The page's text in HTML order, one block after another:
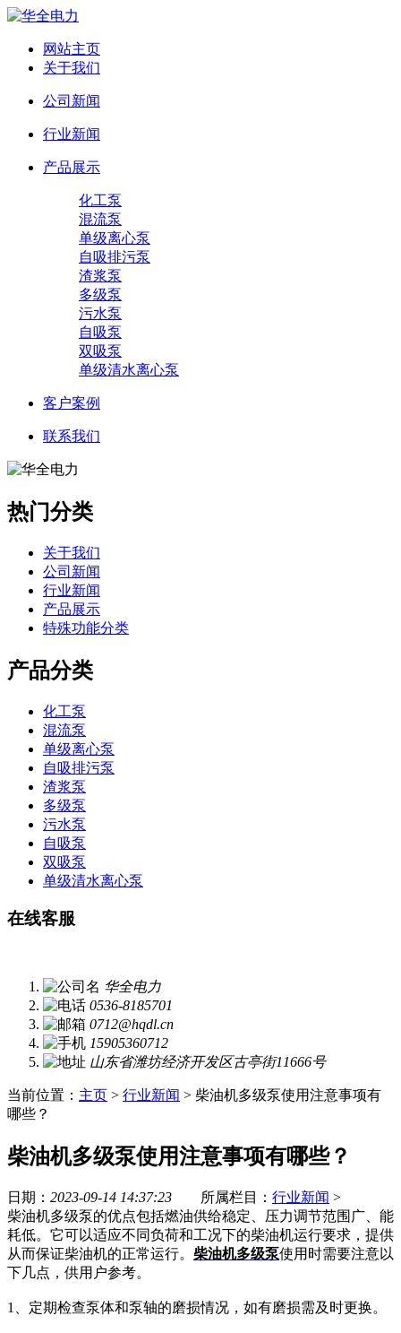
网站主页
关于我们
公司新闻
行业新闻
产品展示
化工泵
混流泵
单级离心泵
自吸排污泵
渣浆泵
多级泵
污水泵
自吸泵
双吸泵
单级清水离心泵
客户案例
联系我们
热门分类
关于我们
公司新闻
行业新闻
产品展示
特殊功能分类
产品分类
化工泵
混流泵
单级离心泵
自吸排污泵
渣浆泵
多级泵
污水泵
自吸泵
双吸泵
单级清水离心泵
在线客服
华全电力
0536-8185701
0712@hqdl.cn
15905360712
山东省潍坊经济开发区古亭街11666号
当前位置： 主页 > 行业新闻 > 柴油机多级泵使用注意事项有
哪些？
柴油机多级泵使用注意事项有哪些？
日期： 2023-09-14 14:37:23 所属栏目： 行业新闻 >
柴油机多级泵的优点包括燃油供给稳定、压力调节范围广、能
耗低。它可以适应不同负荷和工况下的柴油机运行要求，提供
从而保证柴油机的正常运行。 柴油机多级泵使用时需要注意以
下几点，供用户参考。
1、定期检查泵体和泵轴的磨损情况，如有磨损需及时更换。